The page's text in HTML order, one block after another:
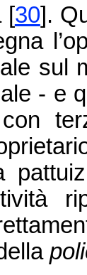
[30].
sul
- e